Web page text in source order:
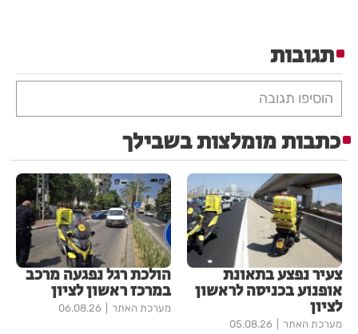
תגובות
הוסיפו תגובה
כתבות מומלצות בשבילך
צעיר נפצע בתאונת
אופנוע בכניסה לראשון
לציון
מערכת האתר 05.08.26
הולכת רגל נפגעה מרכב
במרכז ראשון לציון
מערכת האתר 06.08.26